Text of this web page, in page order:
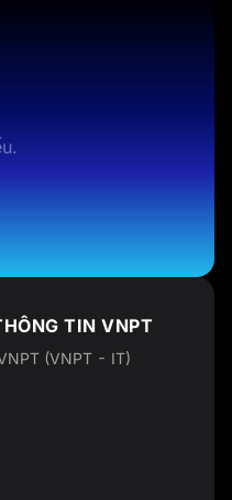
TIN VNPT
(VNPT - IT)